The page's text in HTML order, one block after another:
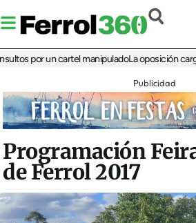
por un cartel manipuladoLa oposición carga
Publicidad
Programación
de Ferrol 2017